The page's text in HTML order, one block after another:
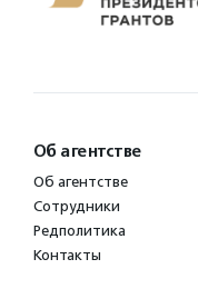
Об агентстве
Об агентстве
Сотрудники
Редполитика
Контакты